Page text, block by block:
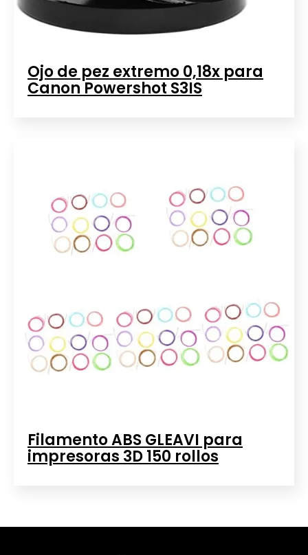
Ojo de pez extremo 0,18x para
Canon Powershot S3IS
Filamento ABS GLEAVI para
impresoras 3D 150 rollos